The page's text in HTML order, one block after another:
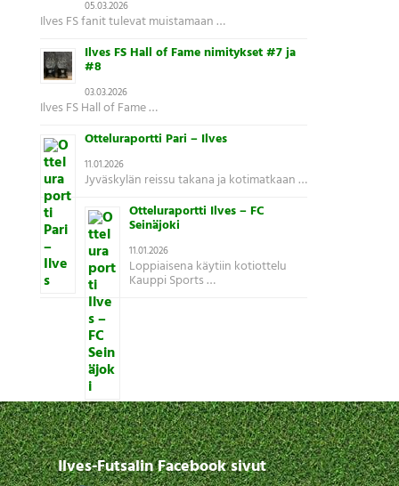
05.03.2026
Ilves FS fanit tulevat muistamaan …
Ilves FS Hall of Fame nimitykset #7 ja
#8
03.03.2026
Ilves FS Hall of Fame …
Otteluraportti Pari – Ilves
11.01.2026
Jyväskylän reissu takana ja kotimatkaan …
Otteluraportti Ilves – FC
Seinäjoki
11.01.2026
Loppiaisena käytiin kotiottelu
Kauppi Sports …
Ilves-Futsalin Facebook sivut